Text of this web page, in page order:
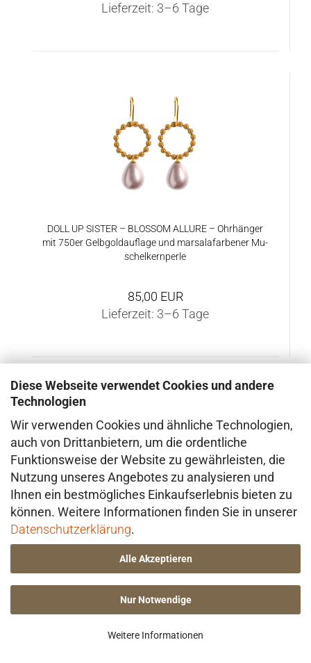
Diese Webseite verwendet Cookies und andere
Technologien
Wir verwenden Cookies und ähnliche Technologien,
auch von Drittanbietern, um die ordentliche
Funktionsweise der Website zu gewährleisten, die
Nutzung unseres Angebotes zu analysieren und
Ihnen ein bestmögliches Einkaufserlebnis bieten zu
können. Weitere Informationen finden Sie in unserer
Datenschutzerklärung.
Alle Akzeptieren
Nur Notwendige
Weitere Informationen
Lieferzeit: 3–6 Tage
DOLL UP SIS­TER – BLOS­SOM AL­LU­RE – Ohr­hän­ger
mit 750er Gelb­gold­auf­la­ge und mar­sa­lafar­be­ner Mu­
schel­kern­per­le
85,00 EUR
Lieferzeit: 3–6 Tage
TOP
DOLL UP SIS­TER – PURE BLOS­SOM – Ohr­hän­ger mit
48,00 EUR